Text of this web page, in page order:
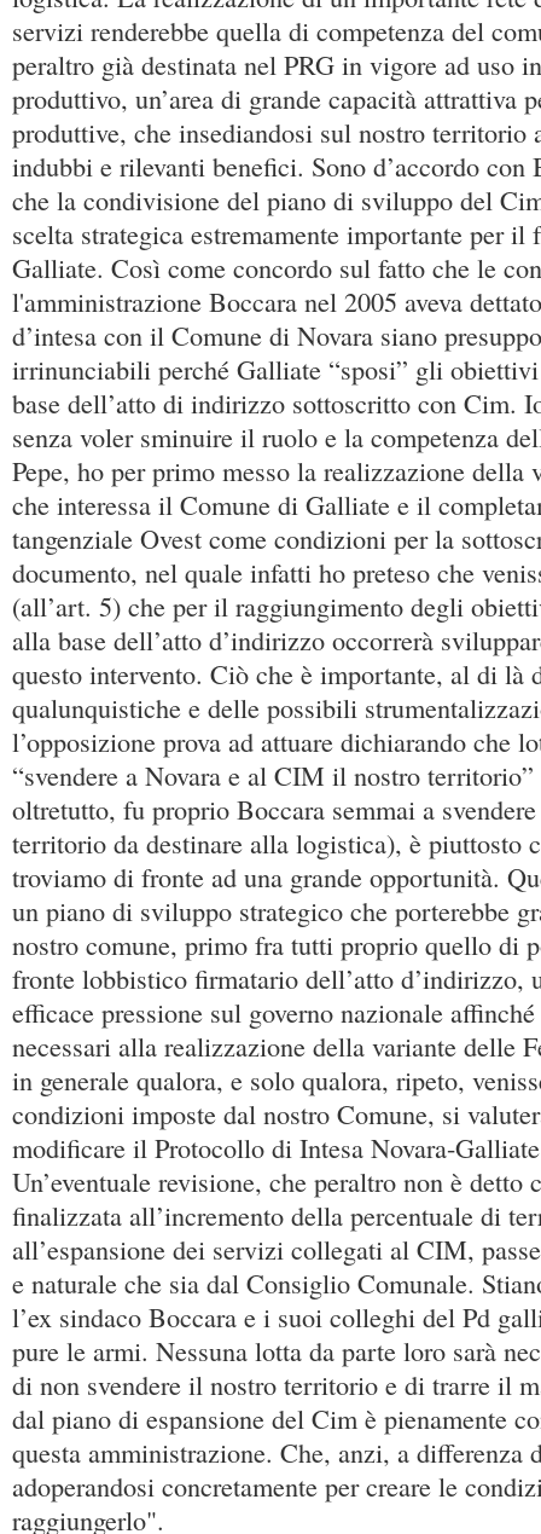
servizi renderebbe quella di competenza del
peraltro già destinata nel PRG in vigore ad uso
produttivo, un’area di grande capacità attrattiva
produttive, che insediandosi sul nostro territorio
indubbi e rilevanti benefici. Sono d’accordo con
che la condivisione del piano di sviluppo del
scelta strategica estremamente importante per
Galliate. Così come concordo sul fatto che le
l'amministrazione Boccara nel 2005 aveva
d’intesa con il Comune di Novara siano
irrinunciabili perché Galliate “sposi” gli
base dell’atto di indirizzo sottoscritto con Cim.
senza voler sminuire il ruolo e la competenza
Pepe, ho per primo messo la realizzazione della
che interessa il Comune di Galliate e il
tangenziale Ovest come condizioni per la
documento, nel quale infatti ho preteso che
(all’art. 5) che per il raggiungimento degli
alla base dell’atto d’indirizzo occorrerà
questo intervento. Ciò che è importante, al di là
qualunquistiche e delle possibili
l’opposizione prova ad attuare dichiarando che
“svendere a Novara e al CIM il nostro territorio”
oltretutto, fu proprio Boccara semmai a
territorio da destinare alla logistica), è piuttosto
troviamo di fronte ad una grande opportunità.
un piano di sviluppo strategico che porterebbe
nostro comune, primo fra tutti proprio quello di
fronte lobbistico firmatario dell’atto d’indirizzo,
efficace pressione sul governo nazionale
necessari alla realizzazione della variante delle
in generale qualora, e solo qualora, ripeto,
condizioni imposte dal nostro Comune, si
modificare il Protocollo di Intesa Novara-
Un’eventuale revisione, che peraltro non è detto
finalizzata all’incremento della percentuale di
all’espansione dei servizi collegati al CIM,
e naturale che sia dal Consiglio Comunale.
l’ex sindaco Boccara e i suoi colleghi del Pd
pure le armi. Nessuna lotta da parte loro sarà
di non svendere il nostro territorio e di trarre il
dal piano di espansione del Cim è pienamente
questa amministrazione. Che, anzi, a differenza
adoperandosi concretamente per creare le
raggiungerlo".